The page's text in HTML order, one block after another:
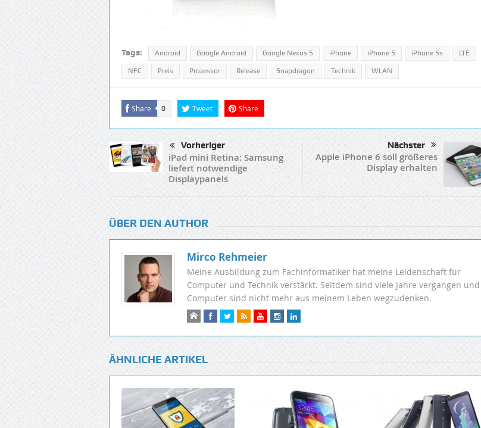
Tags: Android Google Android Google Nexus 5 iPhone iPhone 5 iPhone 5s LTE
NFC Preis Prozessor Release Snapdragon Technik WLAN
Share 0 Tweet Share
Vorheriger
iPad mini Retina: Samsung
liefert notwendige
Displaypanels
Nächster
Apple iPhone 6 soll größeres
Display erhalten
ÜBER DEN AUTHOR
Mirco Rehmeier
Meine Ausbildung zum Fachinformatiker hat meine Leidenschaft für
Computer und Technik verstärkt. Seitdem sind viele Jahre vergangen und
Computer sind nicht mehr aus meinem Leben wegzudenken.
ÄHNLICHE ARTIKEL